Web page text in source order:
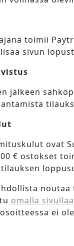
toimii
sivun
jälkeen
ovat
€ ostokset
omalla
ei